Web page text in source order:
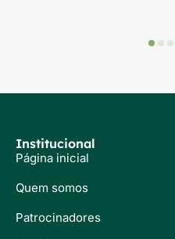
Institucional
Página inicial
Quem somos
Patrocinadores